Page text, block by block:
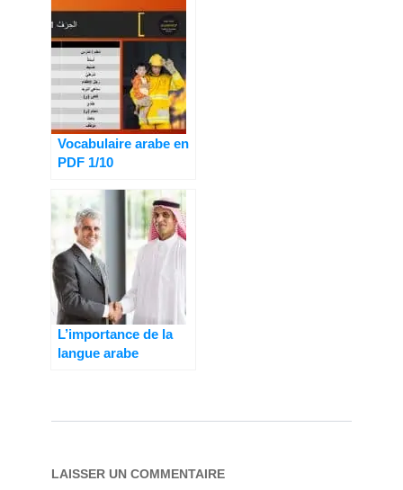
voyage 6/10
Vocabulaire arabe en
PDF 1/10
L’importance de la
langue arabe
LAISSER UN COMMENTAIRE